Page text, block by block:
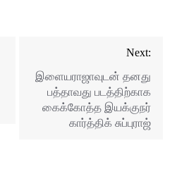
Next:
இளையராஜாவுடன் தனது
பத்தாவது படத்திற்காக
கைக்கோத்த இயக்குநர்
கார்த்திக் சுப்புராஜ்